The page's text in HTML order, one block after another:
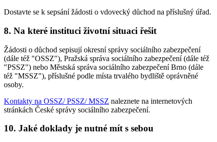
Dostavte se k sepsání žádosti o vdovecký důchod na příslušný úřad.
8. Na které instituci životní situaci řešit
Žádosti o důchod sepisují okresní správy sociálního zabezpečení
(dále též "OSSZ"), Pražská správa sociálního zabezpečení (dále též
"PSSZ") nebo Městská správa sociálního zabezpečení Brno (dále
též "MSSZ"), příslušné podle místa trvalého bydliště oprávněné
osoby.
Kontakty na OSSZ/ PSSZ/ MSSZ naleznete na internetových
stránkách České správy sociálního zabezpečení.
10. Jaké doklady je nutné mít s sebou